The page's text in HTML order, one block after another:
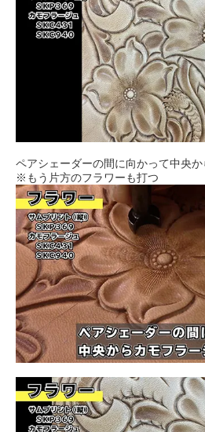
ペアシェーダーの間に向かって中央
※もう片方のフラワーも打つ